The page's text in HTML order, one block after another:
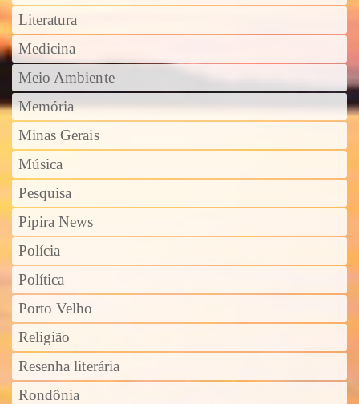
Literatura
Medicina
Meio Ambiente
Memória
Minas Gerais
Música
Pesquisa
Pipira News
Polícia
Política
Porto Velho
Religião
Resenha literária
Rondônia